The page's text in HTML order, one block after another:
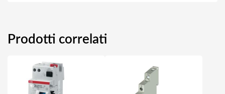
Prodotti correlati